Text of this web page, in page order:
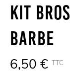
Kit
Barbe
6,50 € TTC